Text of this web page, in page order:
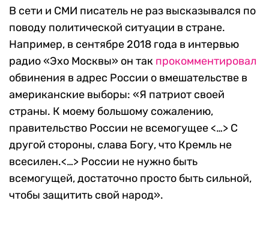
В сети и СМИ писатель не раз высказывался по
поводу политической ситуации в стране.
Например, в сентябре 2018 года в интервью
радио «Эхо Москвы» он так прокомментировал
обвинения в адрес России о вмешательстве в
американские выборы: «Я патриот своей
страны. К моему большому сожалению,
правительство России не всемогущее <…> С
другой стороны, слава Богу, что Кремль не
всесилен.<…> России не нужно быть
всемогущей, достаточно просто быть сильной,
чтобы защитить свой народ».